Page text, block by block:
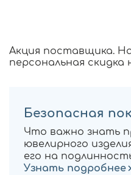
Акция поставщика.
персональная
Безопасная
Что важно знать
ювелирного
его на
Узнать подробнее